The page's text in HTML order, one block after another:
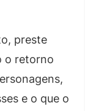
preste
o retorno
e o que o